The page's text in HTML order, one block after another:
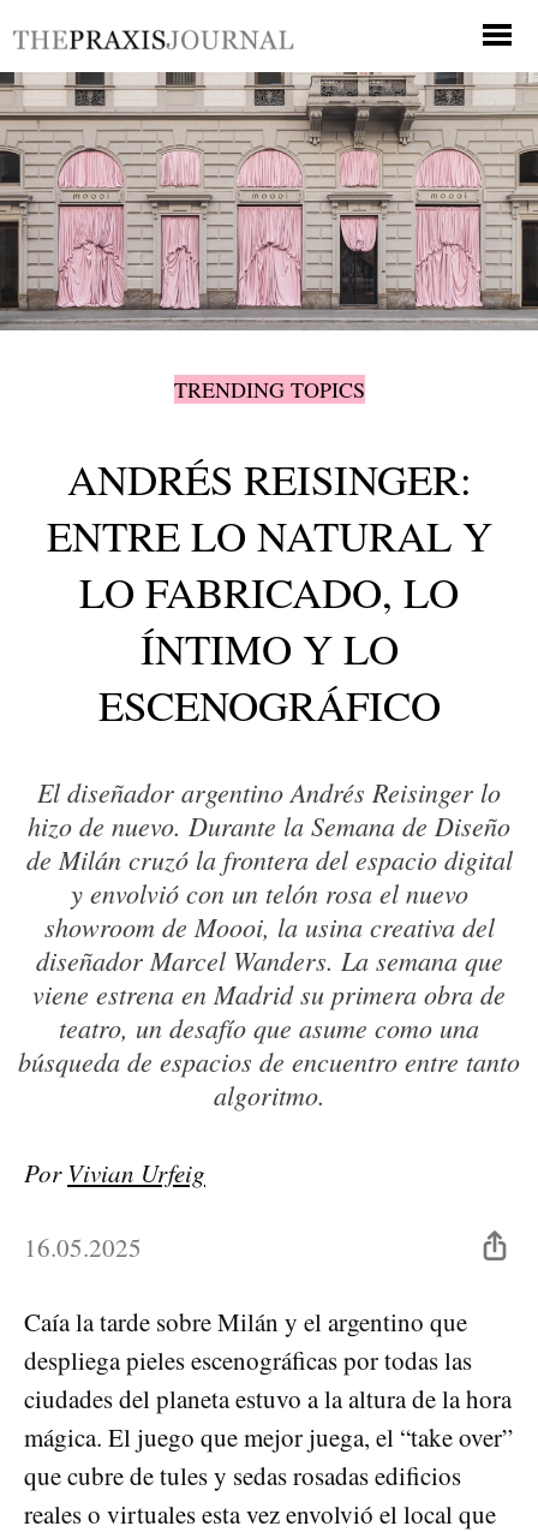
TRENDING TOPICS
ANDRÉS REISINGER:
ENTRE LO NATURAL Y
LO FABRICADO, LO
ÍNTIMO Y LO
ESCENOGRÁFICO
El diseñador argentino Andrés Reisinger lo
hizo de nuevo. Durante la Semana de Diseño
de Milán cruzó la frontera del espacio digital
y envolvió con un telón rosa el nuevo
showroom de Moooi, la usina creativa del
diseñador Marcel Wanders. La semana que
viene estrena en Madrid su primera obra de
teatro, un desafío que asume como una
búsqueda de espacios de encuentro entre tanto
algoritmo.
PorVivian Urfeig
16.05.2025
Caía la tarde sobre Milán y el argentino que
despliega pieles escenográficas por todas las
ciudades del planeta estuvo a la altura de la hora
mágica. El juego que mejor juega, el “take over”
que cubre de tules y sedas rosadas edificios
reales o virtuales esta vez envolvió el local que